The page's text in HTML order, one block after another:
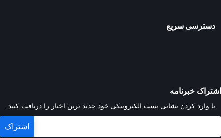
دسترسی سریع
اشتراک خبرنامه
با وارد کردن نشانی پست الکترونیکی خود جدید ترین اخبار را دریافت کنید.